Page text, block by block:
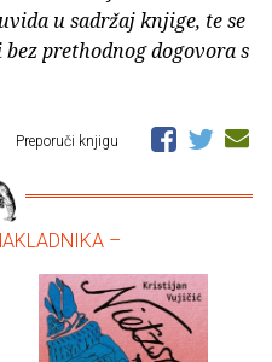
u sadržaj knjige, te se
prethodnog dogovora s
Preporuči knjigu
–